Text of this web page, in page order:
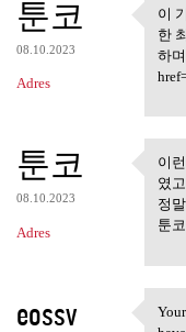
툰코
08.10.2023
Adres
이
관
이
한
하
툰코
08.10.2023
Adres
이
있
이
였
정
툰
eossv